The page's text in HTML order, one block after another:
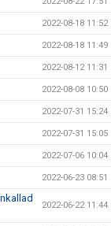
2022-08-18 11:52
2022-08-18 11:49
2022-08-12 11:31
2022-08-08 10:50
2022-07-31 15:24
2022-07-31 15:05
2022-07-06 10:04
2022-06-23 08:51
2022-06-22 11:44